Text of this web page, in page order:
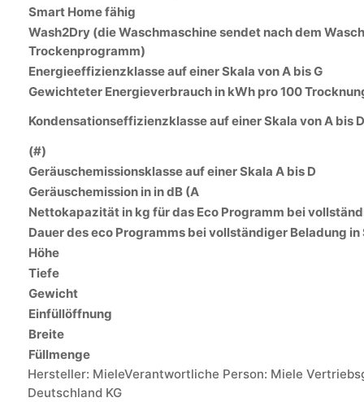
Smart Home fähig
Wash2Dry (die Waschmaschine sendet nach dem
Trockenprogramm)
Energieeffizienzklasse auf einer Skala von A bis G
Gewichteter Energieverbrauch in kWh pro 100
Kondensationseffizienzklasse auf einer Skala von A bis D
(#)
Geräuschemissionsklasse auf einer Skala A bis D
Geräuschemission in in dB (A
Nettokapazität in kg für das Eco Programm bei
Dauer des eco Programms bei vollständiger Beladung
Höhe
Tiefe
Gewicht
Einfüllöffnung
Breite
Füllmenge
Hersteller: MieleVerantwortliche Person: Miele
Deutschland KG